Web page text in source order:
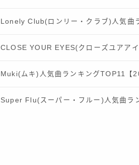
Lonely Club(ロンリー・クラブ)人気曲
CLOSE YOUR EYES(クローズユアア
Muki(ムキ)人気曲ランキングTOP11【
Super Flu(スーパー・フルー)人気曲ラ